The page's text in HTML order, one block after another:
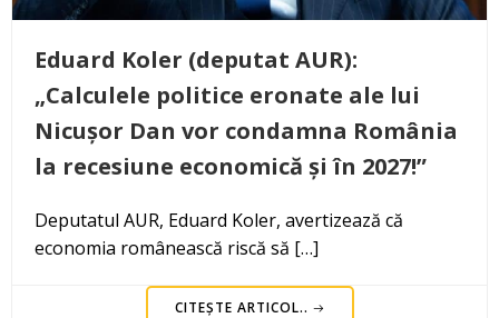
Eduard Koler (deputat AUR):
„Calculele politice eronate ale lui
Nicușor Dan vor condamna România
la recesiune economică și în 2027!”
Deputatul AUR, Eduard Koler, avertizează că
economia românească riscă să […]
CITEȘTE ARTICOL..